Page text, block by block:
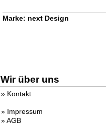
Marke: next Design
Wir über uns
» Kontakt
» Impressum
»AGB